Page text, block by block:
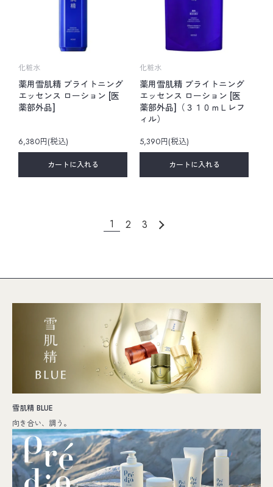
化粧水
薬用雪肌精 ブライトニング
エッセンス ローション [医
薬部外品]
6,380円(税込)
カートに入れる
化粧水
薬用雪肌精 ブライトニング
エッセンス ローション [医
薬部外品]（３１０ｍＬレフ
ィル）
5,390円(税込)
カートに入れる
1 2 3
雪肌精 BLUE
向き合い、調う。